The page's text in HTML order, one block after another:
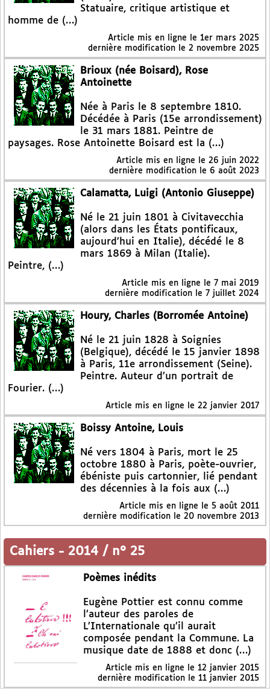
Statuaire, critique artistique et
homme de (…)
Article mis en ligne le 1er mars 2025
dernière modification le 2 novembre 2025
Brioux (née Boisard), Rose
Antoinette
Née à Paris le 8 septembre 1810.
Décédée à Paris (15e arrondissement)
le 31 mars 1881. Peintre de
paysages. Rose Antoinette Boisard est la (…)
Article mis en ligne le 26 juin 2022
dernière modification le 6 août 2023
Calamatta, Luigi (Antonio Giuseppe)
Né le 21 juin 1801 à Civitavecchia
(alors dans les États pontificaux,
aujourd’hui en Italie), décédé le 8
mars 1869 à Milan (Italie).
Peintre, (…)
Article mis en ligne le 7 mai 2019
dernière modification le 7 juillet 2024
Houry, Charles (Borromée Antoine)
Né le 21 juin 1828 à Soignies
(Belgique), décédé le 15 janvier 1898
à Paris, 11e arrondissement (Seine).
Peintre. Auteur d’un portrait de
Fourier. (…)
Article mis en ligne le 22 janvier 2017
Boissy Antoine, Louis
Né vers 1804 à Paris, mort le 25
octobre 1880 à Paris, poète-ouvrier,
ébéniste puis cartonnier, lié pendant
des décennies à la fois aux (…)
Article mis en ligne le 5 août 2011
dernière modification le 20 novembre 2013
Cahiers - 2014 / n° 25
Poèmes inédits
Eugène Pottier est connu comme
l’auteur des paroles de
L’Internationale qu’il aurait
composée pendant la Commune. La
musique date de 1888 et donc (…)
Article mis en ligne le 12 janvier 2015
dernière modification le 11 janvier 2015